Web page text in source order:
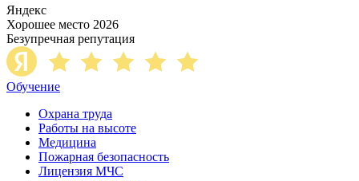
Яндекс
Хорошее место 2026
Безупречная репутация
Обучение
Охрана труда
Работы на высоте
Медицина
Пожарная безопасность
Лицензия МЧС